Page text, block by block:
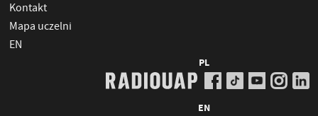
Kontakt
Mapa uczelni
EN
PL
EN